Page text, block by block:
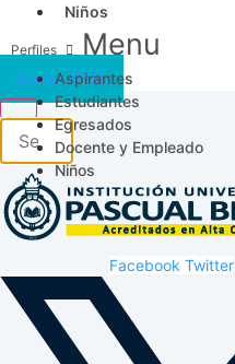
Niños
Menu
Aspirantes
Estudiantes
Egresados
Docente y Empleado
Niños
Acceso SICAU
Facebook Twitter